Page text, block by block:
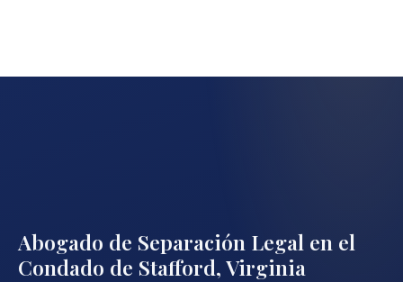
Abogado de Separación Legal en el
Condado de Stafford, Virginia